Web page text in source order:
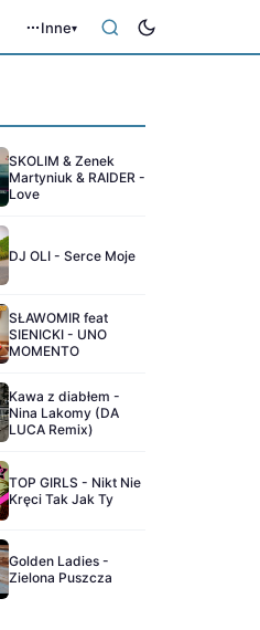
Inne▾
SKOLIM & Zenek
Martyniuk & RAIDER -
Love
DJ OLI - Serce Moje
SŁAWOMIR feat
SIENICKI - UNO
MOMENTO
Kawa z diabłem -
Nina Lakomy (DA
LUCA Remix)
TOP GIRLS - Nikt Nie
Kręci Tak Jak Ty
Golden Ladies -
Zielona Puszcza